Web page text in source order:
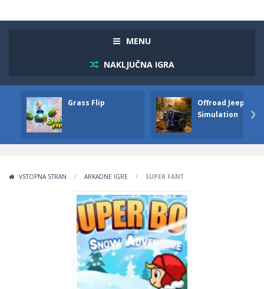
MENU
NAKLJUČNA IGRA
Grass Flip
Offroad Jeep
Simulation

VSTOPNA STRAN / ARKADNE IGRE / SUPER FANT